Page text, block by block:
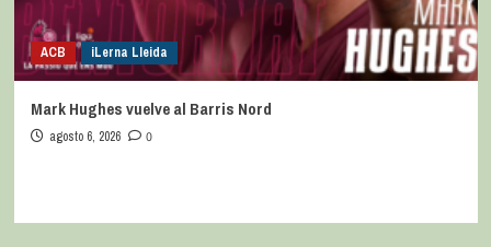
ACB iLerna Lleida
Mark Hughes vuelve al Barris Nord
agosto 6, 2026 0